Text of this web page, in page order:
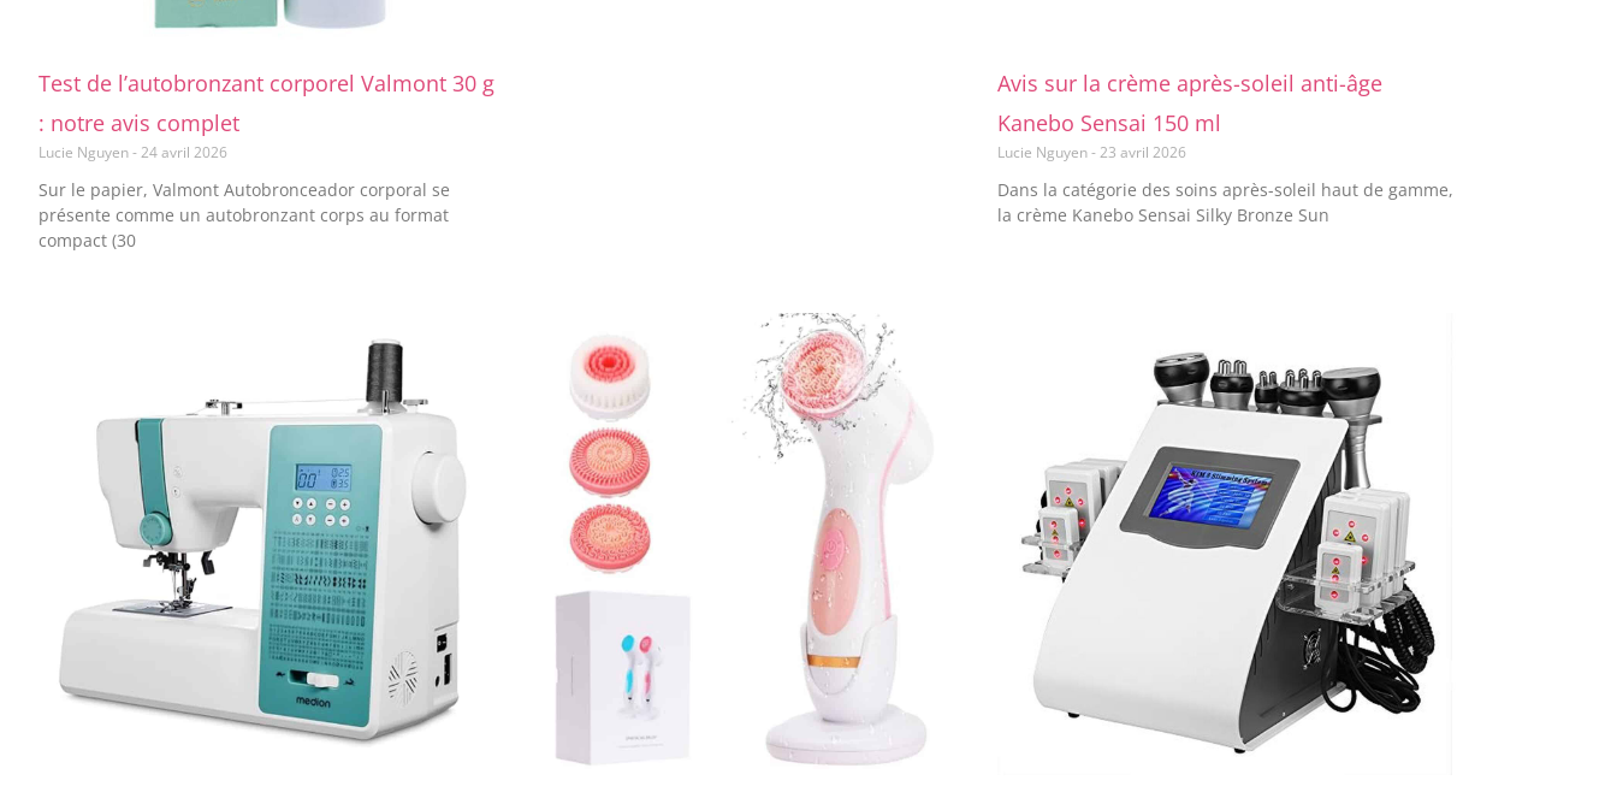
Test de l’autobronzant corporel Valmont 30 g
: notre avis complet
Lucie Nguyen 24 avril 2026
Sur le papier, Valmont Autobronceador corporal se
présente comme un autobronzant corps au format
compact (30
Avis sur la crème après-soleil anti-âge
Kanebo Sensai 150 ml
Lucie Nguyen 23 avril 2026
Dans la catégorie des soins après-soleil haut de gamme,
la crème Kanebo Sensai Silky Bronze Sun